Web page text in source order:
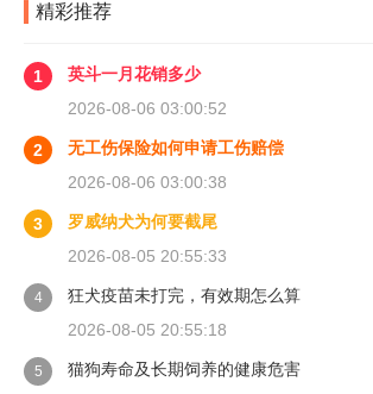
精彩推荐
1
英斗一月花销多少
2026-08-06 03:00:52
2
无工伤保险如何申请工伤赔偿
2026-08-06 03:00:38
3
罗威纳犬为何要截尾
2026-08-05 20:55:33
4
狂犬疫苗未打完，有效期怎么算
2026-08-05 20:55:18
5 猫狗寿命及长期饲养的健康危害